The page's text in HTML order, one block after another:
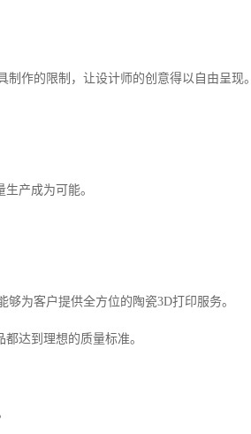
作的限制，让设计师的创意得以自由呈现。
产成为可能。
为客户提供全方位的陶瓷3D打印服务。
达到理想的质量标准。